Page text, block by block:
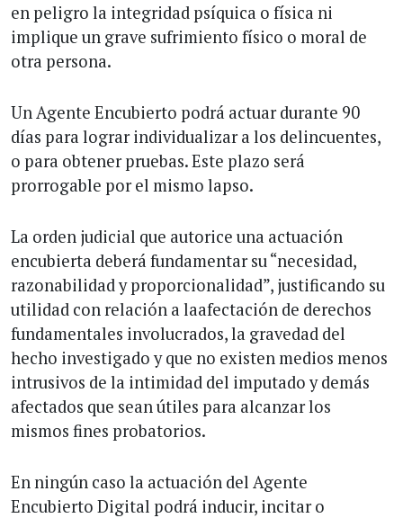
en peligro la integridad psíquica o física ni
implique un grave sufrimiento físico o moral de
otra persona.
Un Agente Encubierto podrá actuar durante 90
días para lograr individualizar a los delincuentes,
o para obtener pruebas. Este plazo será
prorrogable por el mismo lapso.
La orden judicial que autorice una actuación
encubierta deberá fundamentar su “necesidad,
razonabilidad y proporcionalidad”, justificando su
utilidad con relación a laafectación de derechos
fundamentales involucrados, la gravedad del
hecho investigado y que no existen medios menos
intrusivos de la intimidad del imputado y demás
afectados que sean útiles para alcanzar los
mismos fines probatorios.
En ningún caso la actuación del Agente
Encubierto Digital podrá inducir, incitar o